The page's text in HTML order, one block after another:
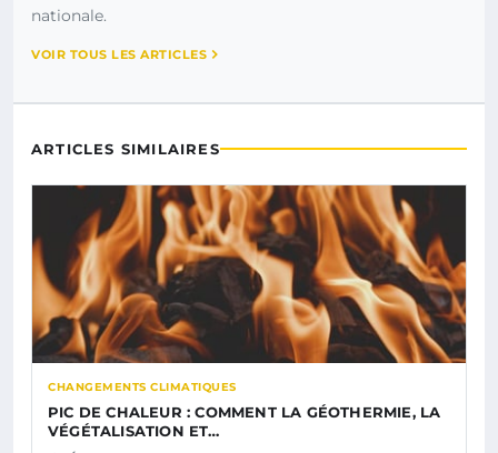
nationale.
VOIR TOUS LES ARTICLES
ARTICLES SIMILAIRES
CHANGEMENTS CLIMATIQUES
PIC DE CHALEUR : COMMENT LA GÉOTHERMIE, LA
VÉGÉTALISATION ET…